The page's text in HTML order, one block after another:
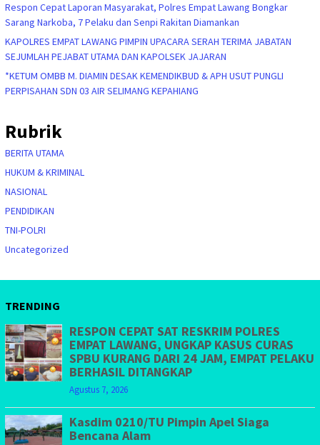
Respon Cepat Laporan Masyarakat, Polres Empat Lawang Bongkar
Sarang Narkoba, 7 Pelaku dan Senpi Rakitan Diamankan
KAPOLRES EMPAT LAWANG PIMPIN UPACARA SERAH TERIMA JABATAN
SEJUMLAH PEJABAT UTAMA DAN KAPOLSEK JAJARAN
*KETUM OMBB M. DIAMIN DESAK KEMENDIKBUD & APH USUT PUNGLI
PERPISAHAN SDN 03 AIR SELIMANG KEPAHIANG
Rubrik
BERITA UTAMA
HUKUM & KRIMINAL
NASIONAL
PENDIDIKAN
TNI-POLRI
Uncategorized
TRENDING
RESPON CEPAT SAT RESKRIM POLRES
EMPAT LAWANG, UNGKAP KASUS CURAS
SPBU KURANG DARI 24 JAM, EMPAT PELAKU
BERHASIL DITANGKAP
Agustus 7, 2026
Kasdim 0210/TU Pimpin Apel Siaga
Bencana Alam